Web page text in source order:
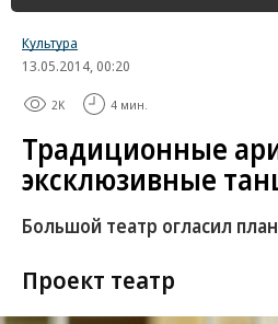
Культура
13.05.2014, 00:20
2K 4 мин.
Традиционные
эксклюзивные
Большой театр огласил
Проект театр